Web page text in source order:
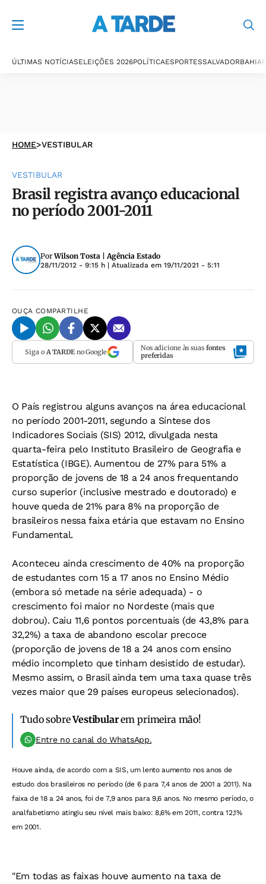
ÚLTIMAS NOTÍCIASELEIÇÕES 2026POLÍTICAESPORTESSALVADORBAHIA
HOME>VESTIBULAR
VESTIBULAR
Brasil registra avanço educacional
no período 2001-2011
PorWilson Tosta | Agência Estado
28/11/2012 - 9:15 h | Atualizada em 19/11/2021 - 5:11
OUÇA COMPARTILHE
Siga o A TARDEno Google Nos adicione às suas fontes
preferidas
O País registrou alguns avanços na área educacional
no período 2001-2011, segundo a Síntese dos
Indicadores Sociais (SIS) 2012, divulgada nesta
quarta-feira pelo Instituto Brasileiro de Geografia e
Estatística (IBGE). Aumentou de 27% para 51% a
proporção de jovens de 18 a 24 anos frequentando
curso superior (inclusive mestrado e doutorado) e
houve queda de 21% para 8% na proporção de
brasileiros nessa faixa etária que estavam no Ensino
Fundamental.
Aconteceu ainda crescimento de 40% na proporção
de estudantes com 15 a 17 anos no Ensino Médio
(embora só metade na série adequada) - o
crescimento foi maior no Nordeste (mais que
dobrou). Caiu 11,6 pontos porcentuais (de 43,8% para
32,2%) a taxa de abandono escolar precoce
(proporção de jovens de 18 a 24 anos com ensino
médio incompleto que tinham desistido de estudar).
Mesmo assim, o Brasil ainda tem uma taxa quase três
vezes maior que 29 países europeus selecionados).
Tudo sobreVestibularem primeira mão!
Entre no canal do WhatsApp.
Houve ainda, de acordo com a SIS, um lento aumento nos anos de
estudo dos brasileiros no período (de 6 para 7,4 anos de 2001 a 2011). Na
faixa de 18 a 24 anos, foi de 7,9 anos para 9,6 anos. No mesmo período, o
analfabetismo atingiu seu nível mais baixo: 8,6% em 2011, contra 12,1%
em 2001.
"Em todas as faixas houve aumento na taxa de